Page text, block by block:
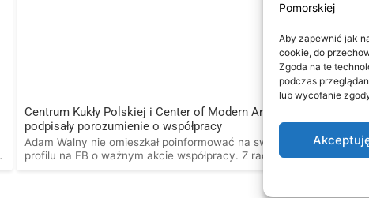
Aby zapewnić jak
cookie, do
Zgoda na te
podczas
lub wycofanie
Centrum Kukły Polskiej i Center of Modern Art
podpisały porozumienie o współpracy
Adam Walny nie omieszkał poinformować na swoim
profilu na FB o ważnym akcie współpracy. Z racji
w sierpniu
dziewiąty,
kina w